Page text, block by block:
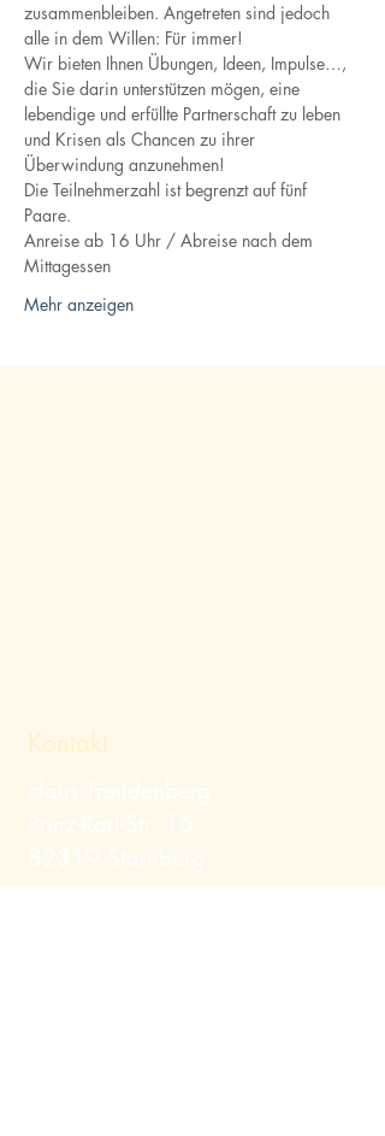
zusammenbleiben. Angetreten sind jedoch
alle in dem Willen: Für immer!
Wir bieten Ihnen Übungen, Ideen, Impulse…,
die Sie darin unterstützen mögen, eine
lebendige und erfüllte Partnerschaft zu leben
und Krisen als Chancen zu ihrer
Überwindung anzunehmen!
Die Teilnehmerzahl ist begrenzt auf fünf
Paare.
Anreise ab 16 Uhr / Abreise nach dem
Mittagessen
Mehr anzeigen
Kontakt